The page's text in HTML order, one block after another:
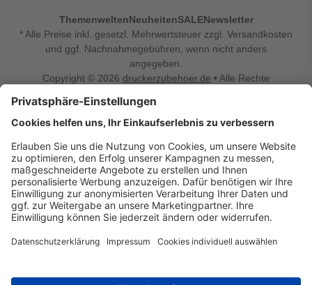
ThemenweltenNeuheitenSALENewsletter
* Alle Preise inkl. gesetzl. Mehrwertsteuer zzgl. Versandkosten
und ggf. Nachnahmegebühren, wenn nicht anders
angegeben.
Copyright © 2026 druckerzubehoer.de • Alle Rechte
Vertrag widerrufen
Druckerzubehoer.de – preiswerte Qualität für Ihr Office
Sie sind auf der Suche nach dem passenden Druckerzubehör
oder Zubehör für das Büro, den Computer oder Ihr
Smartphone? Dann sind Sie bei Druckerzubehoer.de genau
richtig! Unser breites Sortiment bietet unter anderem Tinte
und Toner für alle gängigen Druckermodelle – großer sowie
kleiner Hersteller. Zugleich sind wir Ihr Online Fachhandel für
einrichten, die Werkstatt ausstatten oder den Alltag mit
was Ihren Arbeitsplatz noch komfortabler macht, finden Sie